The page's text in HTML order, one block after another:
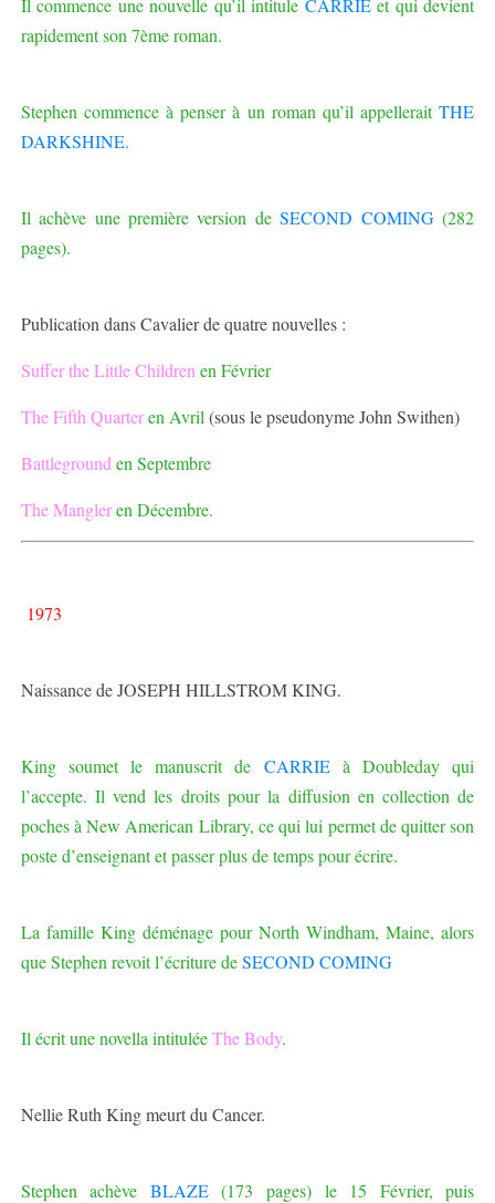
rapidement son 7ème roman.
Stephen commence à penser à un roman qu’il appelleraitTHE
DARKSHINE.
Il achève une première version deSECOND COMING(282
pages).
Publication dans Cavalier de quatre nouvelles :
Suffer the Little Children en Février
The Fifth Quarteren Avril (sous le pseudonyme John Swithen)
Battleground en Septembre
The Mangleren Décembre.
1973
Naissance de JOSEPH HILLSTROM KING.
King soumet le manuscrit de CARRIEà Doubleday qui
l’accepte. Il vend les droits pour la diffusion en collection de
poches à New American Library, ce qui lui permet de quitter son
poste d’enseignant et passer plus de temps pour écrire.
La famille King déménage pour North Windham, Maine, alors
que Stephen revoit l’écriture deSECOND COMING
Il écrit une novella intituléeThe Body.
Nellie Ruth King meurt du Cancer.
Stephen achève BLAZE(173 pages) le 15 Février, puis